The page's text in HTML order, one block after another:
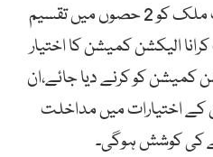
سندھ نے پاکستان بنایا اور اب ملک کو 2 حصوں میں تقسیم
الیکشن کمیشن کا اختیار
کمیشن کو کرنے دیا جائے،ان
کے اختیارات میں مداخلت
کی کوشش ہوگی۔